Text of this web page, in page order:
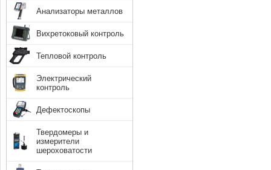
Анализаторы металлов
Вихретоковый контроль
Тепловой контроль
Электрический
контроль
Дефектоскопы
Твердомеры и
измерители
шероховатости